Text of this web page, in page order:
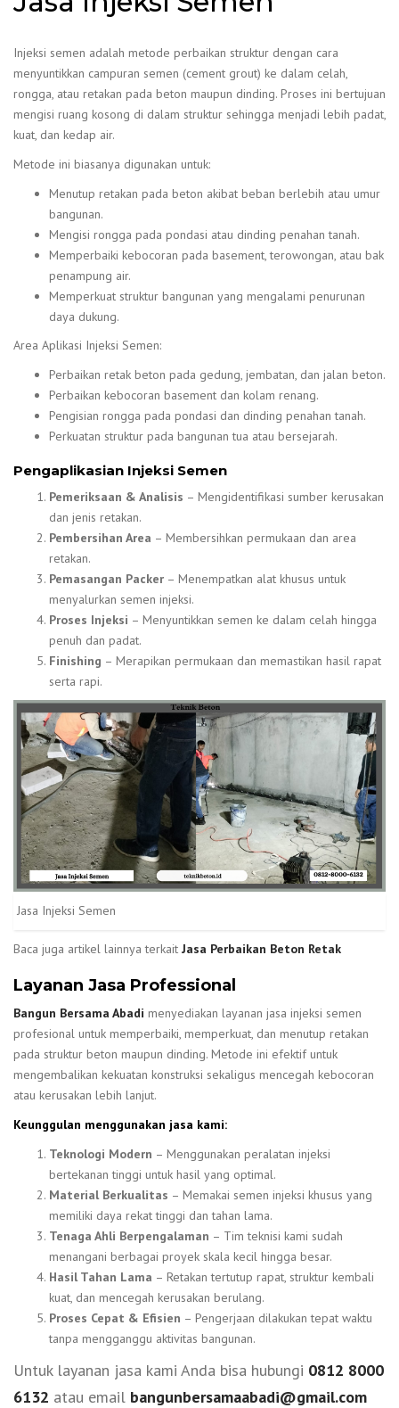
Injeksi semen adalah metode perbaikan struktur dengan cara
menyuntikkan campuran semen (cement grout) ke dalam celah,
rongga, atau retakan pada beton maupun dinding. Proses ini bertujuan
mengisi ruang kosong di dalam struktur sehingga menjadi lebih padat,
kuat, dan kedap air.
Metode ini biasanya digunakan untuk:
Menutup retakan pada beton akibat beban berlebih atau umur
bangunan.
Mengisi rongga pada pondasi atau dinding penahan tanah.
Memperbaiki kebocoran pada basement, terowongan, atau bak
penampung air.
Memperkuat struktur bangunan yang mengalami penurunan
daya dukung.
Area Aplikasi Injeksi Semen:
Perbaikan retak beton pada gedung, jembatan, dan jalan beton.
Perbaikan kebocoran basement dan kolam renang.
Pengisian rongga pada pondasi dan dinding penahan tanah.
Perkuatan struktur pada bangunan tua atau bersejarah.
Pengaplikasian Injeksi Semen
Pemeriksaan & Analisis – Mengidentifikasi sumber kerusakan
dan jenis retakan.
Pembersihan Area – Membersihkan permukaan dan area
retakan.
Pemasangan Packer – Menempatkan alat khusus untuk
menyalurkan semen injeksi.
Proses Injeksi – Menyuntikkan semen ke dalam celah hingga
penuh dan padat.
Finishing – Merapikan permukaan dan memastikan hasil rapat
serta rapi.
Jasa Injeksi Semen
Baca juga artikel lainnya terkait Jasa Perbaikan Beton Retak
Layanan Jasa Professional
Bangun Bersama Abadi menyediakan layanan jasa injeksi semen
profesional untuk memperbaiki, memperkuat, dan menutup retakan
pada struktur beton maupun dinding. Metode ini efektif untuk
mengembalikan kekuatan konstruksi sekaligus mencegah kebocoran
atau kerusakan lebih lanjut.
Keunggulan menggunakan jasa kami:
Teknologi Modern – Menggunakan peralatan injeksi
bertekanan tinggi untuk hasil yang optimal.
Material Berkualitas – Memakai semen injeksi khusus yang
memiliki daya rekat tinggi dan tahan lama.
Tenaga Ahli Berpengalaman – Tim teknisi kami sudah
menangani berbagai proyek skala kecil hingga besar.
Hasil Tahan Lama – Retakan tertutup rapat, struktur kembali
kuat, dan mencegah kerusakan berulang.
Proses Cepat & Efisien – Pengerjaan dilakukan tepat waktu
tanpa mengganggu aktivitas bangunan.
Untuk layanan jasa kami Anda bisa hubungi 0812 8000
6132 atau email bangunbersamaabadi@gmail.com